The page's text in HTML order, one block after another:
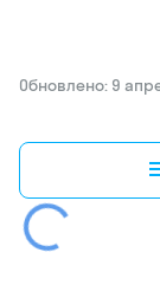
Обновлено: 9